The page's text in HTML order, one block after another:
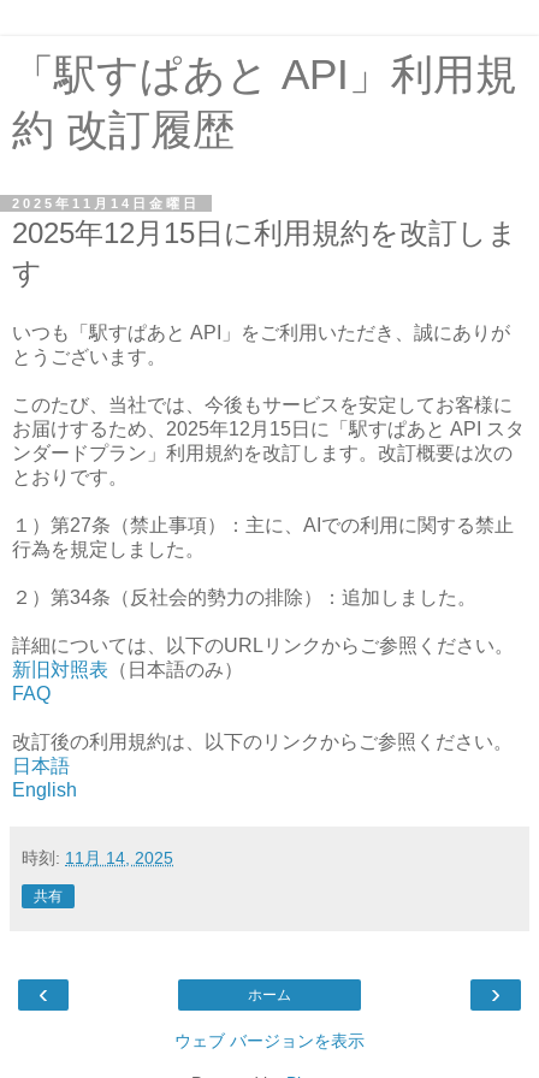
「駅すぱあと API」利用規
約 改訂履歴
2025年11月14日金曜日
2025年12月15日に利用規約を改訂しま
す
いつも「駅すぱあと API」をご利用いただき、誠にありが
とうございます。
このたび、当社では、今後もサービスを安定してお客様に
お届けするため、2025年12月15日に「駅すぱあと API スタ
ンダードプラン」利用規約を改訂します。改訂概要は次の
とおりです。
１）第27条（禁止事項）：主に、AIでの利用に関する禁止
行為を規定しました。
２）第34条（反社会的勢力の排除）：追加しました。
詳細については、以下のURLリンクからご参照ください。
新旧対照表 （日本語のみ）
FAQ
改訂後の利用規約は、以下のリンクからご参照ください。
日本語
English
時刻: 11月 14, 2025
共有
‹ ›
ホーム
ウェブ バージョンを表示